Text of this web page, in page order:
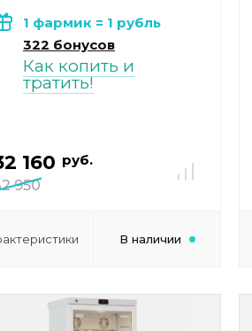
1 фармик = 1 рубль
322 бонусов
Как копить и
тратить!
160 руб.
950
В наличии